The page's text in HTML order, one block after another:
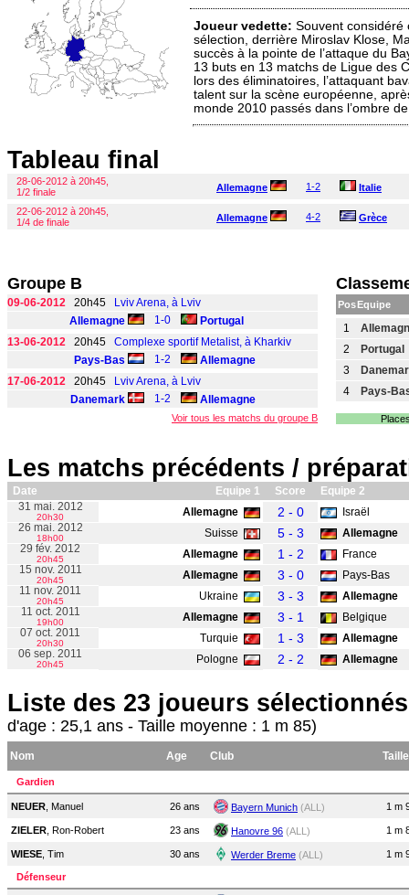
Joueur vedette: Souvent considéré
sélection, derrière Miroslav Klose,
succès à la pointe de l’attaque du
13 buts en 13 matchs de Ligue des
lors des éliminatoires, l’attaquant
talent sur la scène européenne,
monde 2010 passés dans l’ombre
Tableau final
28-06-2012 à 20h45,
1/2 finale
Allemagne 1-2 Italie
22-06-2012 à 20h45,
1/4 de finale
Allemagne 4-2 Grèce
Groupe B
09-06-2012 20h45
Lviv Arena, à Lviv
Allemagne
1-0
Portugal
13-06-2012 20h45 Complexe sportif Metalist, à Kharkiv
Pays-Bas
1-2
Allemagne
17-06-2012 20h45
Lviv Arena, à Lviv
Danemark
1-2 Allemagne
Voir tous les matchs du groupe B
PosEquipe
1
2
Portugal
3
4
Pays-
Les matchs précédents /
Date Equipe 1 Score
Equipe 2
31 mai. 2012
20h30 Allemagne 2 - 0
Israël
26 mai. 2012
18h00 Suisse 5 - 3
Allemagne
29 fév. 2012
20h45 Allemagne 1 - 2
France
15 nov. 2011
20h45 Allemagne 3 - 0
Pays-Bas
11 nov. 2011
20h45 Ukraine 3 - 3
Allemagne
11 oct. 2011
19h00 Allemagne 3 - 1
Belgique
07 oct. 2011
20h30 Turquie 1 - 3
Allemagne
06 sep. 2011
20h45 Pologne 2 - 2 Allemagne
Liste des 23 joueurs sélectionnés
d'age : 25,1 ans - Taille moyenne : 1 m 85)
Nom Age Club Taille
Gardien
NEUER , Manuel 26 ans Bayern Munich (ALL) 1 m
ZIELER , Ron-Robert 23 ans Hanovre 96 (ALL) 1 m
WIESE , Tim 30 ans Werder Breme (ALL) 1 m
Défenseur